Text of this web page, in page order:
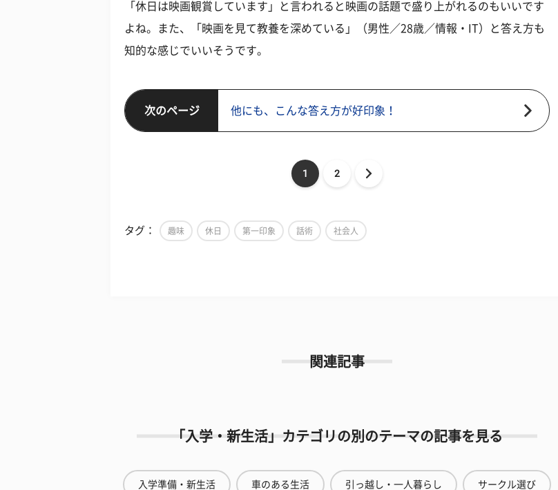
「休日は映画観賞しています」と言われると映画の話題で盛り上がれるのもいいです
よね。また、「映画を見て教養を深めている」（男性／28歳／情報・IT）と答え方も
知的な感じでいいそうです。
次のページ 他にも、こんな答え方が好印象！
1 2
タグ： 趣味 休日 第一印象 話術 社会人
関連記事
「入学・新生活」カテゴリの別のテーマの記事を見る
入学準備・新生活 車のある生活 引っ越し・一人暮らし サークル選び